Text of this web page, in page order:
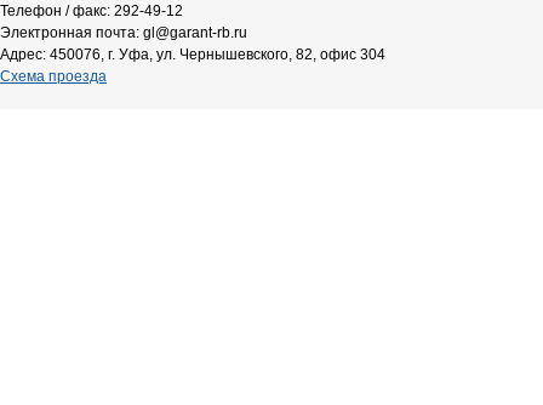
Телефон / факс: 292-49-12
Электронная почта: gl@garant-rb.ru
Адрес: 450076, г. Уфа, ул. Чернышевского, 82, офис 304
Схема проезда